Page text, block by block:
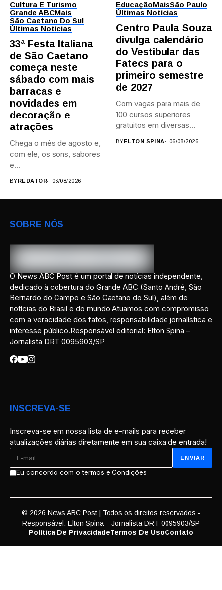
Cultura E Turismo
Grande ABCMais
São Caetano Do Sul
Últimas Notícias
33ª Festa Italiana
de São Caetano
começa neste
sábado com mais
barracas e
novidades em
decoração e
atrações
Chega o mês de agosto e,
com ele, os sons, sabores
e...
BY REDATOR 06/08/2026
EducaçãoMaisSão Paulo
Últimas Notícias
Centro Paula Souza
divulga calendário
do Vestibular das
Fatecs para o
primeiro semestre
de 2027
Com vagas para mais de
100 cursos superiores
gratuitos em diversas
BY ELTON SPINA 06/08/2026
SOBRE NÓS
O News ABC Post é um portal de notícias independente,
dedicado à cobertura do Grande ABC (Santo André, São
Bernardo do Campo e São Caetano do Sul), além de
notícias do Brasil e do mundo.Atuamos com compromisso
com a veracidade dos fatos, responsabilidade jornalística e
interesse público.Responsável editorial: Elton Spina –
Jornalista DRT 0095903/SP
INSCREVA-SE
Inscreva-se em nossa lista de e-mails para receber
atualizações diárias diretamente em sua caixa de entrada!
Eu concordo com o termos e Condições
© 2026 News ABC Post | Todos os direitos reservados -
Responsável: Elton Spina – Jornalista DRT 0095903/SP
Política De PrivacidadeTermos De UsoContato